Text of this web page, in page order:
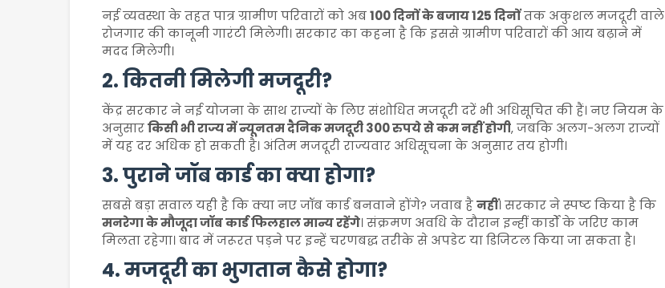
नई व्यवस्था के तहत पात्र ग्रामीण परिवारों को अब100 दिनों के बजाय 125 दिनोंतक अकुशल मजदूरी वाले
रोजगार की कानूनी गारंटी मिलेगी। सरकार का कहना है कि इससे ग्रामीण परिवारों की आय बढ़ाने में
मदद मिलेगी।
2. कितनी मिलेगी मजदूरी?
केंद्र सरकार ने नई योजना के साथ राज्यों के लिए संशोधित मजदूरी दरें भी अधिसूचित की हैं। नए नियम के
अनुसारकिसी भी राज्य में न्यूनतम दैनिक मजदूरी 300 रुपये से कम नहीं होगी, जबकि अलग-अलग राज्यों
में यह दर अधिक हो सकती है। अंतिम मजदूरी राज्यवार अधिसूचना के अनुसार तय होगी।
3. पुराने जॉब कार्ड का क्या होगा?
सबसे बड़ा सवाल यही है कि क्या नए जॉब कार्ड बनवाने होंगे? जवाब हैनहीं। सरकार ने स्पष्ट किया है कि
मनरेगा के मौजूदा जॉब कार्ड फिलहाल मान्य रहेंगे। संक्रमण अवधि के दौरान इन्हीं कार्डों के जरिए काम
मिलता रहेगा। बाद में जरूरत पड़ने पर इन्हें चरणबद्ध तरीके से अपडेट या डिजिटल किया जा सकता है।
4. मजदूरी का भुगतान कैसे होगा?